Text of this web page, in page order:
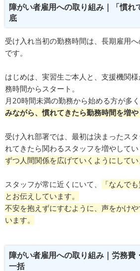
障がい者雇用への取り組み｜「慣れ
底
受け入れ当初の勤務時間は、長期雇用
です。
はじめは、実習生ご本人と、支援機関
務時間からスタート。
月20時間未満の勤務から始める方が多く
みながら、慣れてきたら勤務時間を増や
受け入れ部署では、最初は決まったス
れてきたら関わるスタッフを増やしてい
ずつ人間関係を広げていくようにしてい
スタッフが常に近くにいて、
「なんで
とお伝えしています。
不安を抱えずにすむように、声をかけ
います。
障がい者雇用への取り組み｜労務費
一括